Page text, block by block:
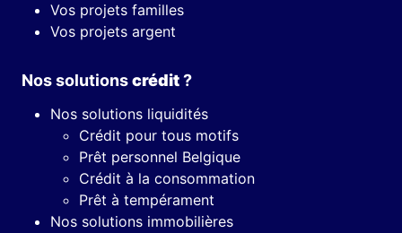
Vos projets familles
Vos projets argent
Nos solutionscrédit?
Nos solutions liquidités
Crédit pour tous motifs
Prêt personnel Belgique
Crédit à la consommation
Prêt à tempérament
Nos solutions immobilières